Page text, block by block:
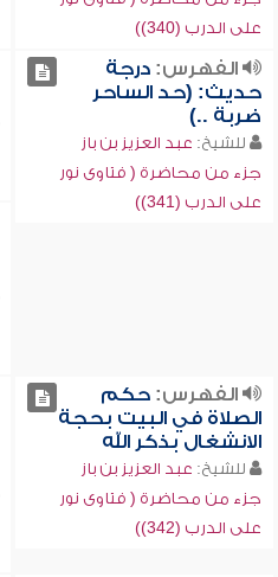
على الدرب (340))
الفهرس:درجة
حديث: (حد الساحر
ضربة ..)
للشيخ: عبد العزيز بن باز
جزء من محاضرة ( فتاوى نور
على الدرب (341))
الفهرس:حكم
الصلاة في البيت بحجة
الانشغال بذكر الله
للشيخ: عبد العزيز بن باز
جزء من محاضرة ( فتاوى نور
على الدرب (342))